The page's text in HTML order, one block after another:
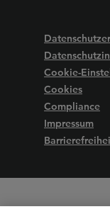
Cookie-
Cookies
Compliance
Impressum